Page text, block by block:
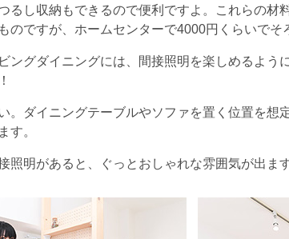
るし収納もできるので便利ですよ。これらの材
のですが、ホームセンターで4000円くらいでそ
ングダイニングには、間接照明を楽しめるよう
。ダイニングテーブルやソファを置く位置を想
す。
照明があると、ぐっとおしゃれな雰囲気が出ま